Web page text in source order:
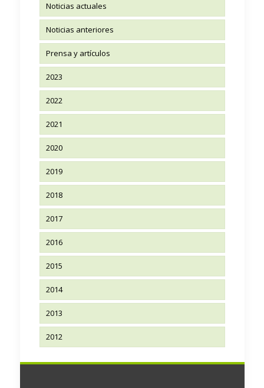
Noticias actuales
Noticias anteriores
Prensa y artículos
2023
2022
2021
2020
2019
2018
2017
2016
2015
2014
2013
2012